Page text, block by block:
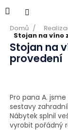
na
Domů /
Stojan na víno
Stojan na
provedení
Pro pana A.
sestavy
Nábytek splnil
vyrobit pořádný